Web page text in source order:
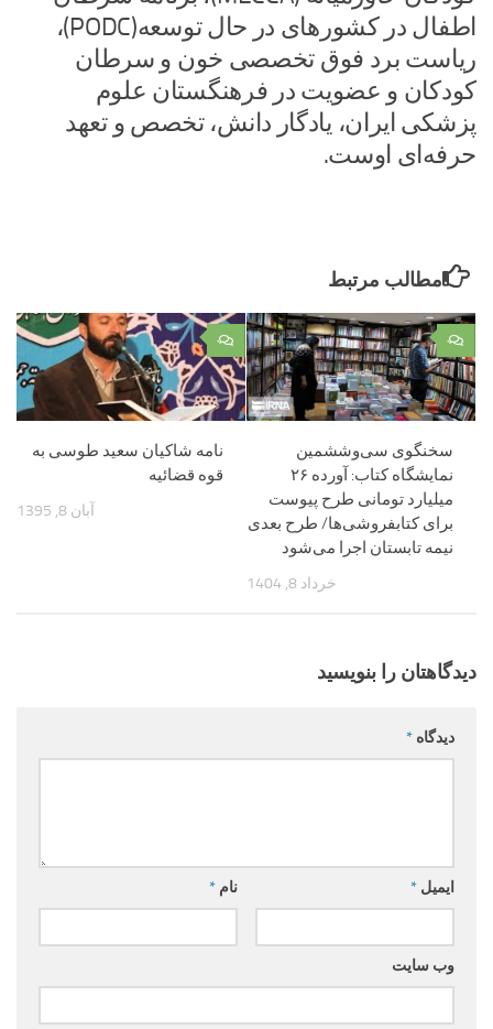
اطفال در کشورهای در حال توسعه(PODC)،
ریاست برد فوق تخصصی خون و سرطان
کودکان و عضویت در فرهنگستان علوم
پزشکی ایران، یادگار دانش، تخصص و تعهد
حرفه‌ای اوست.
مطالب مرتبط
۰
نامه شاکیان سعید طوسی به
قوه قضائیه
آبان 8, 1395
۰
سخنگوی سی‌وششمین
نمایشگاه کتاب: آورده ۲۶
میلیارد تومانی طرح پیوست
برای کتابفروشی‌ها/ طرح بعدی
نیمه تابستان اجرا می‌شود
خرداد 8, 1404
دیدگاهتان را بنویسید
دیدگاه *
نام * ایمیل *
وب‌ سایت